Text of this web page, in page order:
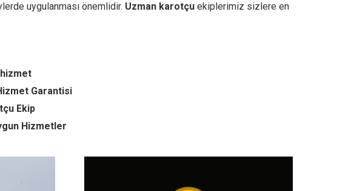
uygulanması önemlidir. Uzman karotçu ekiplerimiz sizlere en
Garantisi
Ekip
Hizmetler